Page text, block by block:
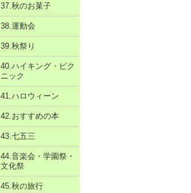
37.秋のお菓子
38.運動会
39.秋祭り
40.ハイキング・ピク
ニック
41.ハロウィーン
42.おすすめの本
43.七五三
44.音楽会・学園祭・
文化祭
45.秋の旅行